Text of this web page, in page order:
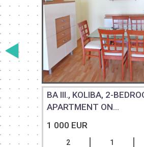
BA III., KOLIBA, 2-
APARTMENT ON...
1 000 EUR
2
1